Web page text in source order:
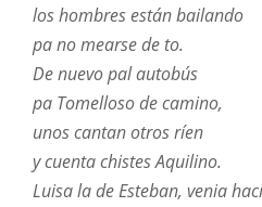
los hombres están bailando
pa no mearse de to.
De nuevo pal autobús
pa Tomelloso de camino,
unos cantan otros ríen
y cuenta chistes Aquilino.
Luisa la de Esteban, venia